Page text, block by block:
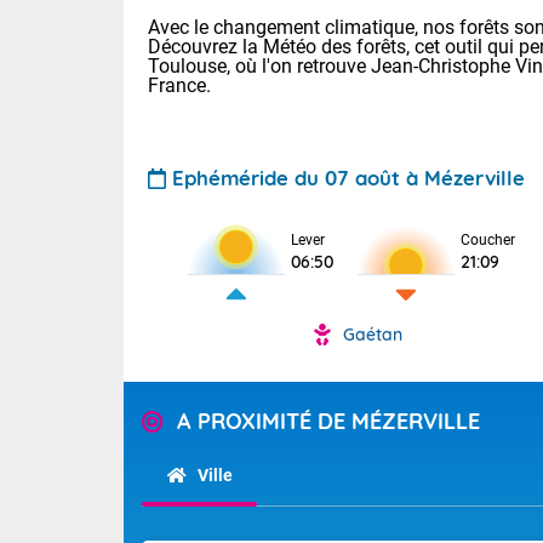
Avec le changement climatique, nos forêts
Découvrez la Météo des forêts, cet outil qui
Toulouse, où l'on retrouve Jean-Christophe
France.
Ephéméride du 07 août à Mézerville
Lever
06:50
Coucher
21:09
Gaétan
A PROXIMITÉ DE MÉZERVILLE
Ville
Voici les
28 Lyon : 31
: 27 Nancy :
Calme,